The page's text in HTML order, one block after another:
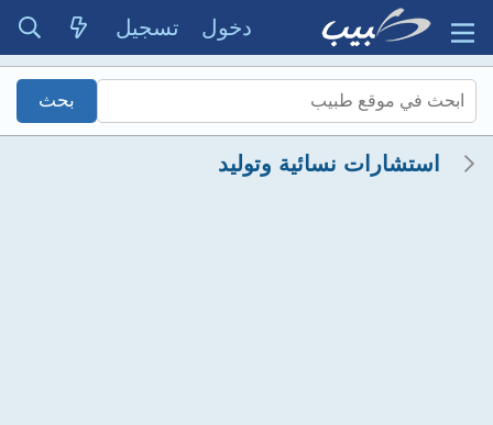
دخول تسجيل
استشارات نسائية وتوليد